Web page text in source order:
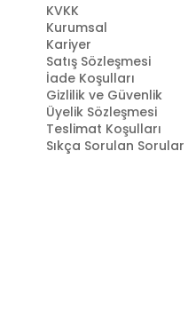
KVKK
Kurumsal
Kariyer
Satış Sözleşmesi
İade Koşulları
Gizlilik ve Güvenlik
Üyelik Sözleşmesi
Teslimat Koşulları
Sıkça Sorulan Sorular